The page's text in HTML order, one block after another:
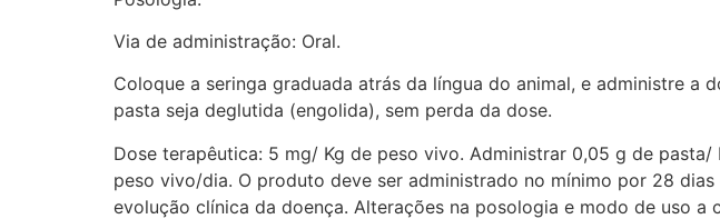
Via de administração: Oral.
Coloque a seringa graduada atrás da língua do animal, e administre a
pasta seja deglutida (engolida), sem perda da dose.
Dose terapêutica: 5 mg/ Kg de peso vivo. Administrar 0,05 g de
peso vivo/dia. O produto deve ser administrado no mínimo por 28
evolução clínica da doença. Alterações na posologia e modo de uso a